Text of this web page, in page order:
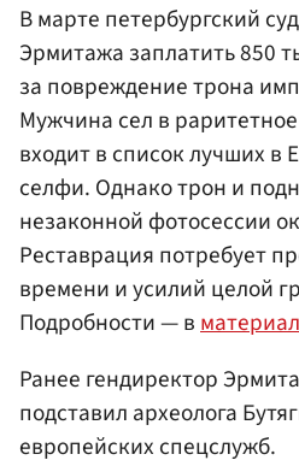
В марте петербургский
Эрмитажа заплатить 850
за повреждение трона
Мужчина сел в
входит в список лучших в
селфи. Однако трон и
незаконной фотосессии
Реставрация потребует
времени и усилий целой
Подробности — в
Ранее гендиректор
подставил археолога
европейских спецслужб.